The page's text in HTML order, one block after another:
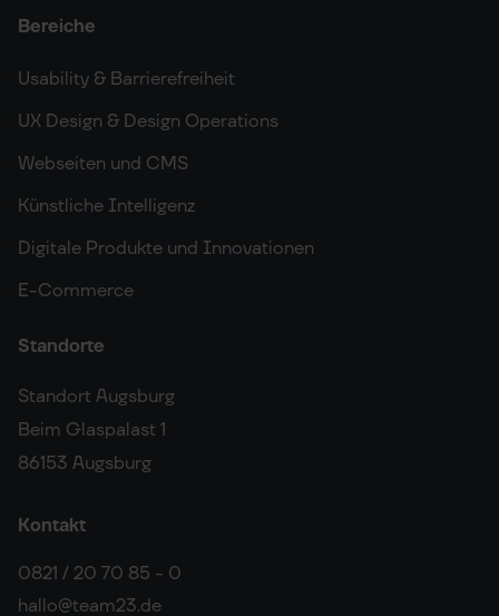
Bereiche
Usability & Barrierefreiheit
UX Design & Design Operations
Webseiten und CMS
Künstliche Intelligenz
Digitale Produkte und Innovationen
E-Commerce
Standorte
Standort Augsburg
Beim Glaspalast 1
86153 Augsburg
Kontakt
0821 / 20 70 85 - 0
hallo@team23.de